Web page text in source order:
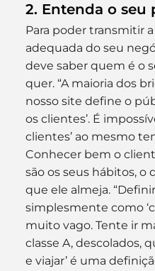
2. Entenda o seu
Para poder transmitir
adequada do seu
deve saber quem é o
quer. “A maioria dos
nosso site define o
os clientes’. É
clientes’ ao mesmo
Conhecer bem o
são os seus hábitos, o
que ele almeja.
simplesmente como
muito vago. Tente ir
classe A, descolados,
e viajar’ é uma